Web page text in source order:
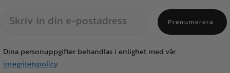
Prenumerera
Dina personuppgifter behandlas i enlighet med vår
integritetspolicy.